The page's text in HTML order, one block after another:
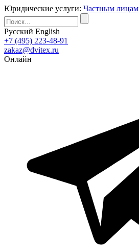
Юридические услуги: Частным лицам
Русский English
+7 (495) 223-48-91
zakaz@dvitex.ru
Онлайн